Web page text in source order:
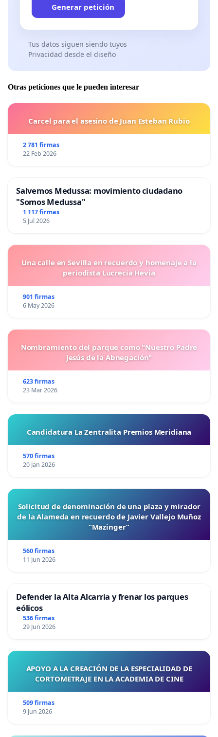
Generar petición
Tus datos siguen siendo tuyos
Privacidad desde el diseño
Otras peticiones que le pueden interesar
Carcel para el asesino de Juan Esteban Rubio
2 781 firmas
22 Feb 2026
Salvemos Medussa: movimiento ciudadano
"Somos Medussa"
1 117 firmas
5 Jul 2026
Una calle en Sevilla en recuerdo y homenaje a la
periodista Lucrecia Hevia
901 firmas
6 May 2026
Nombramiento del parque como "Nuestro Padre
Jesús de la Abnegación"
623 firmas
23 Mar 2026
Candidatura La Zentralita Premios Meridiana
570 firmas
20 Jan 2026
Solicitud de denominación de una plaza y mirador
de la Alameda en recuerdo de Javier Vallejo Muñoz
“Mazinger”
560 firmas
11 Jun 2026
Defender la Alta Alcarria y frenar los parques
eólicos
536 firmas
29 Jun 2026
APOYO A LA CREACIÓN DE LA ESPECIALIDAD DE
CORTOMETRAJE EN LA ACADEMIA DE CINE
509 firmas
9 Jun 2026